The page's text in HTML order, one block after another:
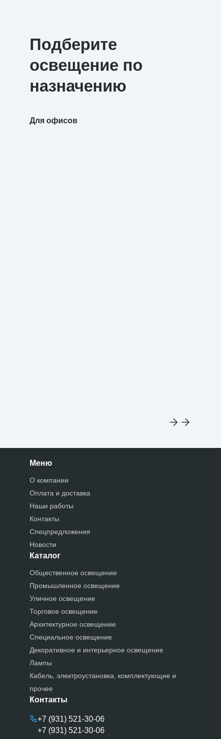
Подберите
освещение по
назначению
Для офисов
Меню
О компании
Оплата и доставка
Наши работы
Контакты
Спецпредложения
Новости
Каталог
Общественное освещение
Промышленное освещение
Уличное освещение
Торговое освещение
Архитектурное освещение
Специальное освещение
Декоративное и интерьерное освещение
Лампы
Кабель, электроустановка, комплектующие и
прочее
Контакты
+7 (931) 521-30-06
+7 (931) 521-30-06